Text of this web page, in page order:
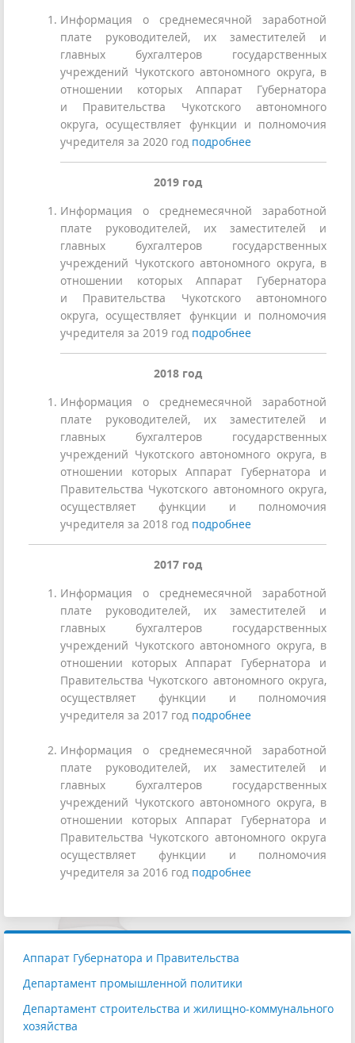
Информация о среднемесячной заработной
плате руководителей, их заместителей и
главных бухгалтеров государственных
учреждений Чукотского автономного округа, в
отношении которых Аппарат Губернатора
и Правительства Чукотского автономного
округа, осуществляет функции и полномочия
учредителя за 2020 год подробнее
2019 год
Информация о среднемесячной заработной
плате руководителей, их заместителей и
главных бухгалтеров государственных
учреждений Чукотского автономного округа, в
отношении которых Аппарат Губернатора
и Правительства Чукотского автономного
округа, осуществляет функции и полномочия
учредителя за 2019 год подробнее
2018 год
Информация о среднемесячной заработной
плате руководителей, их заместителей и
главных бухгалтеров государственных
учреждений Чукотского автономного округа, в
отношении которых Аппарат Губернатора и
Правительства Чукотского автономного округа,
осуществляет функции и полномочия
учредителя за 2018 год подробнее
2017 год
Информация о среднемесячной заработной
плате руководителей, их заместителей и
главных бухгалтеров государственных
учреждений Чукотского автономного округа, в
отношении которых Аппарат Губернатора и
Правительства Чукотского автономного округа,
осуществляет функции и полномочия
учредителя за 2017 год подробнее
Информация о среднемесячной заработной
плате руководителей, их заместителей и
главных бухгалтеров государственных
учреждений Чукотского автономного округа, в
отношении которых Аппарат Губернатора и
Правительства Чукотского автономного округа
осуществляет функции и полномочия
учредителя за 2016 год подробнее
Аппарат Губернатора и Правительства
Департамент промышленной политики
Департамент строительства и жилищно-коммунального
хозяйства